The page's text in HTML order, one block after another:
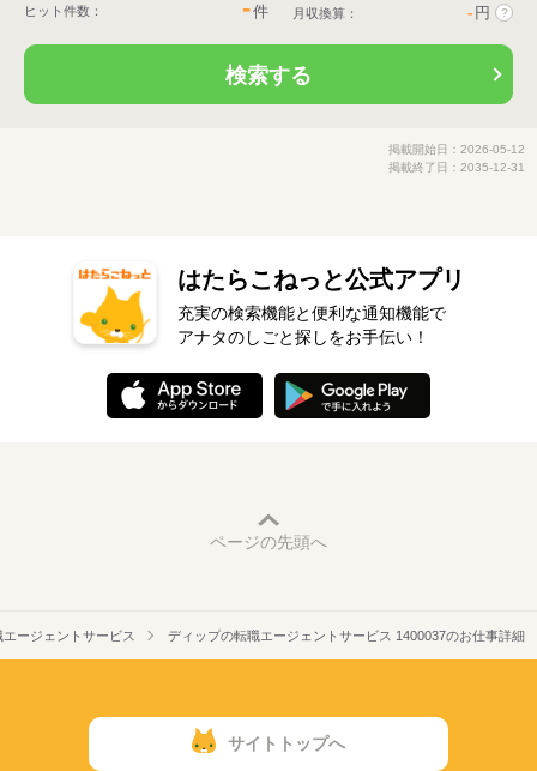
ヒット件数： -件 月収換算： - 円 ?
検索する
掲載開始日：2026-05-12
掲載終了日：2035-12-31
はたらこねっと公式アプリ
充実の検索機能と便利な通知機能で
アナタのしごと探しをお手伝い！
ページの先頭へ
ージェントサービス ディップの転職エージェントサービス 1400037のお仕事詳細
サイトトップへ